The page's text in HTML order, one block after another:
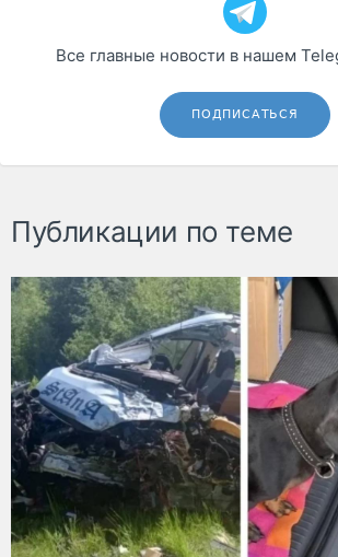
Все главные новости в нашем
ПОДПИСАТЬСЯ
Публикации по теме